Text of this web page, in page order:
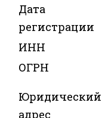
Дата
регистрации
ИНН
ОГРН
Юридический
адрес